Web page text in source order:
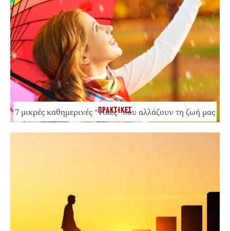
ΠΡΑΚΤΙΚΕΣ
7 μικρές καθημερινές “νίκες” που αλλάζουν τη ζωή μας